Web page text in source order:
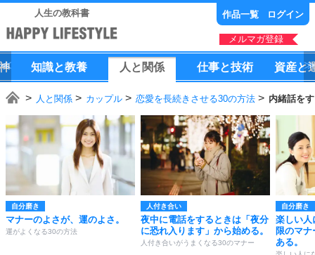
人生の教科書 作品一覧 ログイン
メルマガ登録
知識と教養 人 と 関係 仕事と技術 資産と
人と関係 カップル 恋愛を長続きさせる30の方法 内緒話を
自分磨き
マナーのよさが、運のよさ。
運がよくなる30の方法
人付き合い
夜中に電話をするときは「夜分
に恐れ入ります」から始める。
人付き合いがうまくなる30のマナー
自分磨き
楽しい人
限のマ
ある。